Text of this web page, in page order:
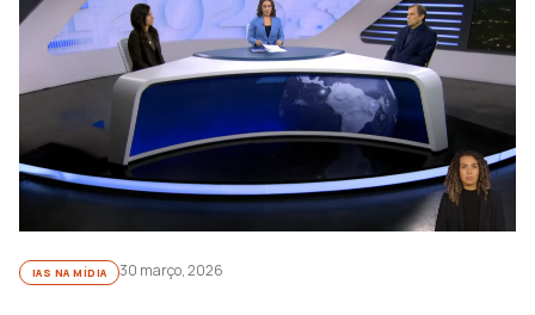
IAS NA MÍDIA 30 março, 2026